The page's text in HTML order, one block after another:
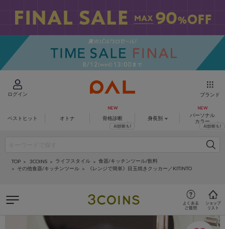
ログイン ブランド
ベストヒット オトナ 骨格診断 身長別
パーソナル
カラー
TOP 3COINS ライフスタイル
食器/キッチンツール/飲料
その他食器/キッチンツール
《レンジで簡単》目玉焼きクッカー／KITINTO